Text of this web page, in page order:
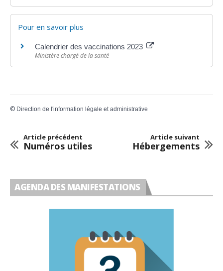
Pour en savoir plus
Calendrier des vaccinations 2023
Ministère chargé de la santé
© Direction de l'information légale et administrative
Article précédent
Numéros utiles
Article suivant
Hébergements
AGENDA DES MANIFESTATIONS